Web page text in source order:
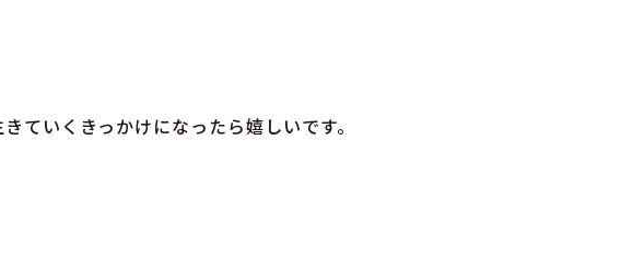
ていくきっかけになったら嬉しいです。